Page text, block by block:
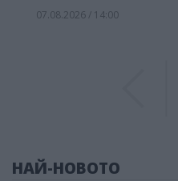
07.08.2026 / 14:00
НАЙ-НОВОТО